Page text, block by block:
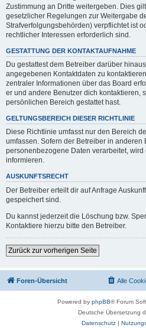
Zustimmung an Dritte weitergeben. Dies
gesetzlicher Regelungen zur Weitergabe
Strafverfolgungsbehörden) verpflichtet ist
rechtlicher Interessen erforderlich sind.
GESTATTUNG DER KONTAKTAUFNAHME
Du gestattest dem Betreiber darüber
angegebenen Kontaktdaten zu
zentraler Informationen über das Board
er und andere Benutzer dich kontaktieren,
persönlichen Bereich gestattet hast.
GELTUNGSBEREICH DIESER RICHTLINIE
Diese Richtlinie umfasst nur den Bereich
umfassen. Sofern der Betreiber in
personenbezogene Daten verarbeitet,
informieren.
AUSKUNFTSRECHT
Der Betreiber erteilt dir auf Anfrage
gespeichert sind.
Du kannst jederzeit die Löschung bzw.
Kontaktiere hierzu bitte den Betreiber.
Zurück zur vorherigen Seite
Foren-Übersicht Alle
Powered by phpBB® Forum
Deutsche Übersetzung
Datenschutz|